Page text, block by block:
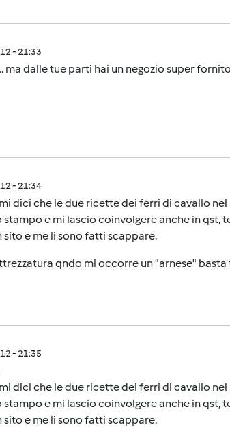
- 21:33
ma dalle tue parti hai un negozio super
- 21:34
mi dici che le due ricette dei ferri di cavallo
e mi lascio coinvolgere anche in
sito e me li sono fatti scappare.
qndo mi occorre un "arnese" basta
- 21:35
mi dici che le due ricette dei ferri di cavallo
e mi lascio coinvolgere anche in
sito e me li sono fatti scappare.